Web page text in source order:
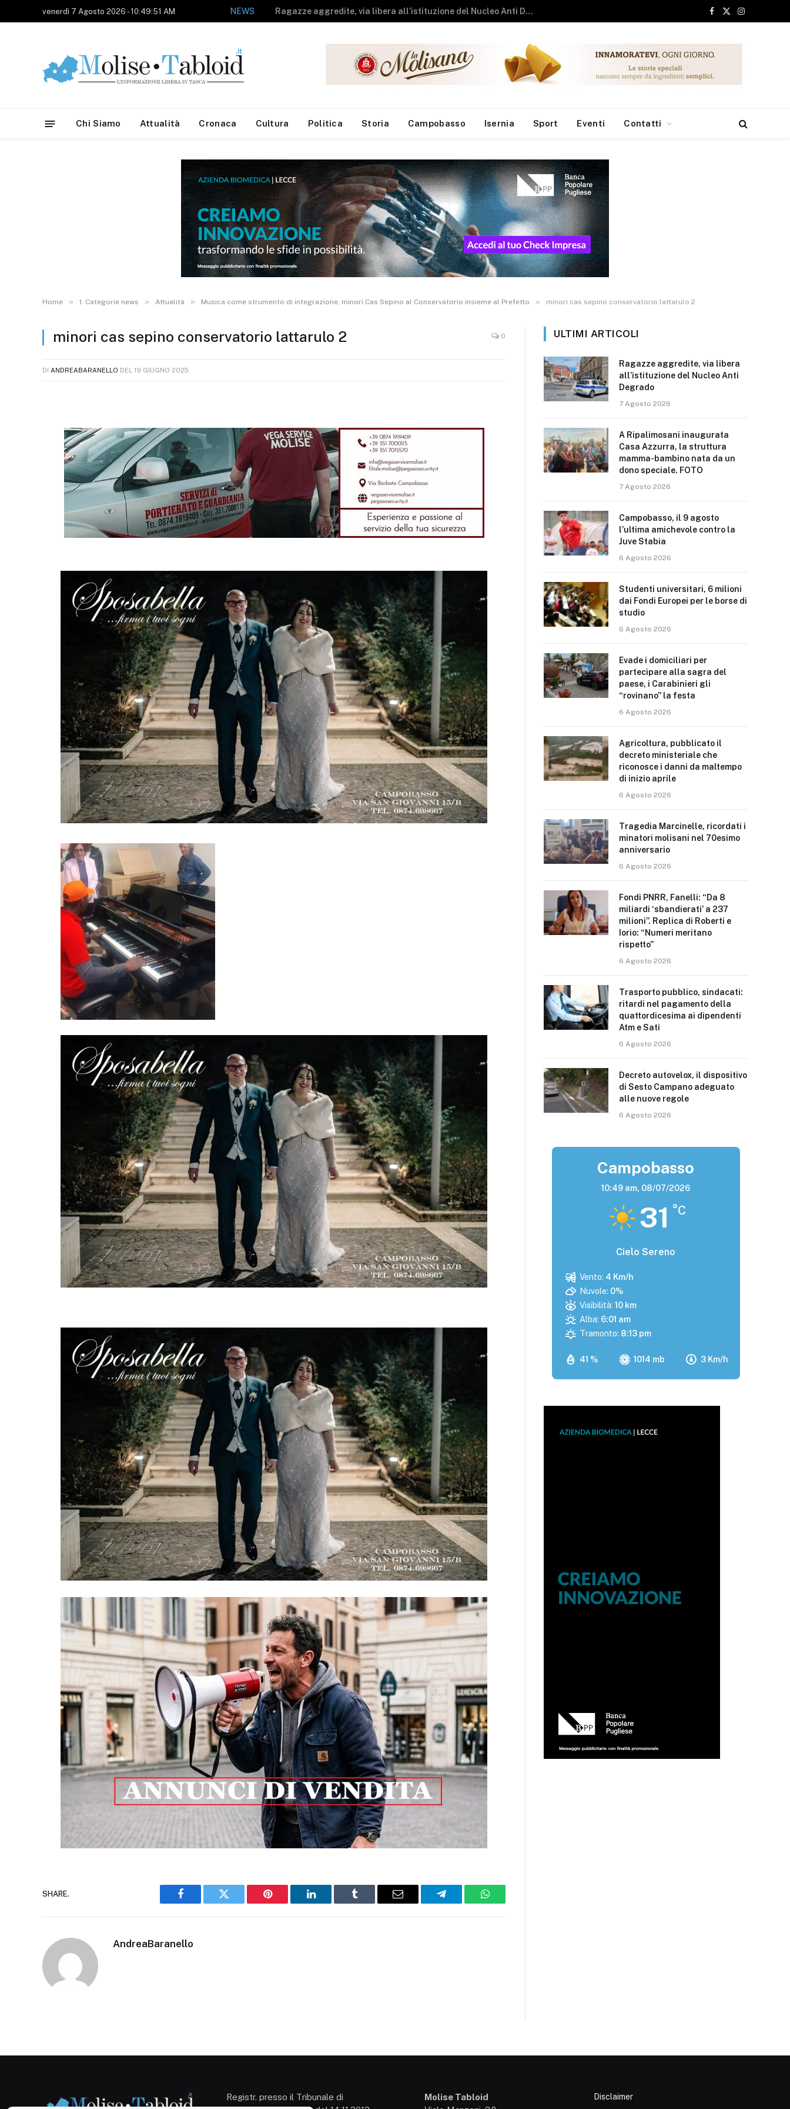
venerdì 7 Agosto 2026 - 10:49:51 AM A Ripalimosani inaugurata Casa Azzurra, la struttura mamma-bambino nata da un dono speciale. FOTO
Facebook
X
Instagram
Chi Siamo Attualità Cronaca Cultura Politica Storia Campobasso Isernia Sport Eventi Contatti
Home » 1. Categorie news » Attualità » Musica come strumento di integrazione, minori Cas Sepino al Conservatorio insieme al Prefetto » minori cas sepino conservatorio lattarulo 2
minori cas sepino conservatorio lattarulo 2 0
DI ANDREABARANELLO DEL 19 GIUGNO 2025
SHARE.
Facebook Twitter Pinterest LinkedIn Tumblr Email Telegram WhatsApp
AndreaBaranello
ULTIMI ARTICOLI
Ragazze aggredite, via libera
all’istituzione del Nucleo Anti
Degrado
7 Agosto 2026
A Ripalimosani inaugurata
Casa Azzurra, la struttura
mamma-bambino nata da un
dono speciale. FOTO
7 Agosto 2026
Campobasso, il 9 agosto
l’ultima amichevole contro la
Juve Stabia
6 Agosto 2026
Studenti universitari, 6 milioni
dai Fondi Europei per le borse di
studio
6 Agosto 2026
Evade i domiciliari per
partecipare alla sagra del
paese, i Carabinieri gli
“rovinano” la festa
6 Agosto 2026
Agricoltura, pubblicato il
decreto ministeriale che
riconosce i danni da maltempo
di inizio aprile
6 Agosto 2026
Tragedia Marcinelle, ricordati i
minatori molisani nel 70esimo
anniversario
6 Agosto 2026
Fondi PNRR, Fanelli: “Da 8
miliardi ‘sbandierati’ a 237
milioni”. Replica di Roberti e
Iorio: “Numeri meritano
rispetto”
6 Agosto 2026
Trasporto pubblico, sindacati:
ritardi nel pagamento della
quattordicesima ai dipendenti
Atm e Sati
6 Agosto 2026
Decreto autovelox, il dispositivo
di Sesto Campano adeguato
alle nuove regole
6 Agosto 2026
Campobasso
10:49 am, 08/07/2026
31 °C
Cielo Sereno
41 % 1014 mb 3 Km/h
Vento: 4 Km/h
Nuvole: 0%
Visibilità: 10 km
Alba: 6:01 am
Tramonto: 8:13 pm
Registr. presso il Tribunale di
Molise Tabloid
Disclaimer